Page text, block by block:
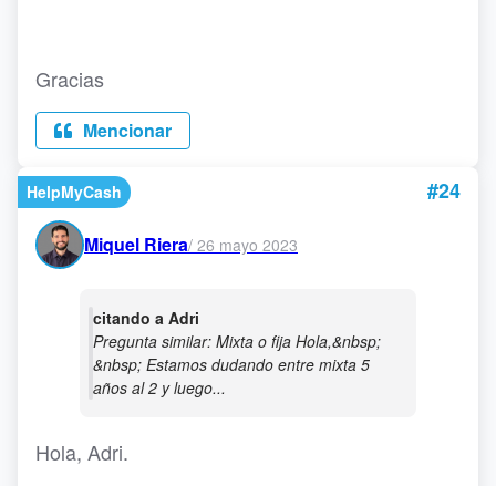
Gracias
Mencionar
HelpMyCash #24
Miquel Riera/ 26 mayo 2023
citando a Adri
Pregunta similar: Mixta o fija Hola,&nbsp;
&nbsp; Estamos dudando entre mixta 5
años al 2 y luego...
Hola, Adri.